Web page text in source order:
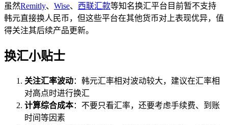
虽然Remitly、 Wise、 西联汇款等知名换汇平台目前暂不支持
韩元直接换人民币，但这些平台在其他货币对上表现优异，值
得关注其后续产品更新。
换汇小贴士
关注汇率波动：韩元汇率相对波动较大，建议在汇率相
对高点时进行换汇
计算综合成本：不要只看汇率，还要考虑手续费、到账
时间等因素